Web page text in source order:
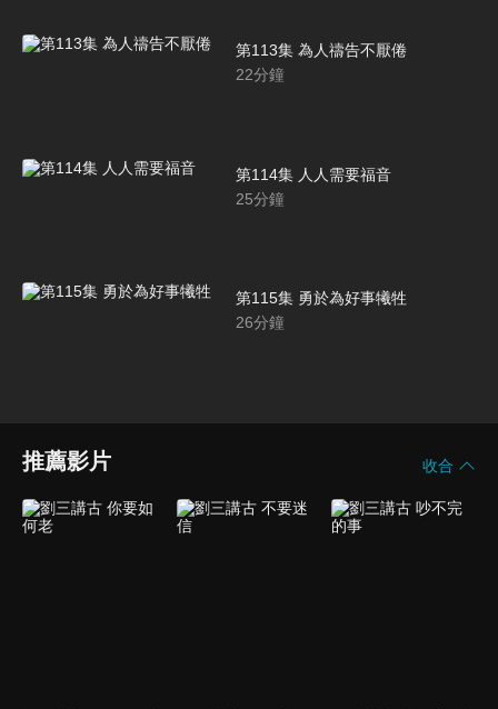
第113集 為人禱告不厭倦
22分鐘
第114集 人人需要福音
25分鐘
第115集 勇於為好事犧牲
26分鐘
推薦影片 收合